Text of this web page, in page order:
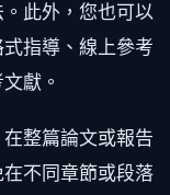
此外，您也可以
指導、線上參考
獻。
整篇論文或報告
不同章節或段落